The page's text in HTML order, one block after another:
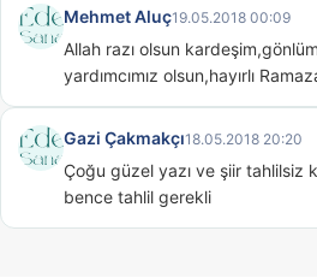
Mehmet Aluç19.05.2018 00:09
Allah razı olsun
yardımcımız olsun,hayırlı
Gazi Çakmakçı18.05.2018 20:20
Çoğu güzel yazı ve şiir tahlilsiz
bence tahlil gerekli